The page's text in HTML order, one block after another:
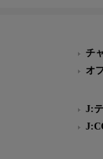
チ
オ
J: